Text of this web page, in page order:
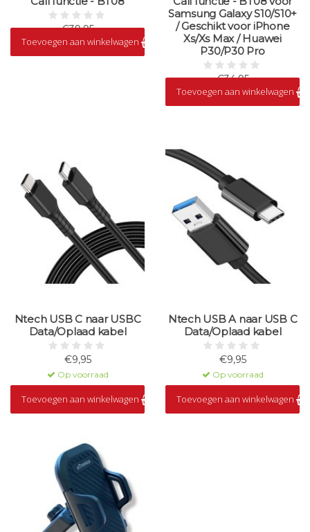
€39,95
Op voorraad
Toevoegen aan winkelwagen
Samsung Galaxy S10/S10+
/ Geschikt voor iPhone
Xs/Xs Max / Huawei
P30/P30 Pro
€34,95
Op voorraad
Toevoegen aan winkelwagen
Ntech USB C naar USBC
Data/Oplaad kabel
€9,95
Op voorraad
Toevoegen aan winkelwagen
Ntech USB A naar USB C
Data/Oplaad kabel
€9,95
Op voorraad
Toevoegen aan winkelwagen